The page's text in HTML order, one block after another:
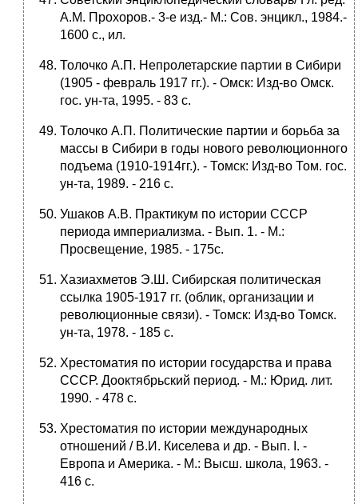
А.М. Прохоров.- 3-е изд.- М.: Сов. энцикл., 1984.-
1600 с., ил.
Толочко А.П. Непролетарские партии в Сибири
(1905 - февраль 1917 гг.). - Омск: Изд-во Омск.
гос. ун-та, 1995. - 83 с.
Толочко А.П. Политические партии и борьба за
массы в Сибири в годы нового революционного
подъема (1910-1914гг.). - Томск: Изд-во Том. гос.
ун-та, 1989. - 216 с.
Ушаков А.В. Практикум по истории СССР
периода империализма. - Вып. 1. - М.:
Просвещение, 1985. - 175с.
Хазиахметов Э.Ш. Сибирская политическая
ссылка 1905-1917 гг. (облик, организации и
революционные связи). - Томск: Изд-во Томск.
ун-та, 1978. - 185 с.
Хрестоматия по истории государства и права
СССР. Дооктябрьский период. - М.: Юрид. лит.
1990. - 478 с.
Хрестоматия по истории международных
отношений / В.И. Киселева и др. - Вып. I. -
Европа и Америка. - М.: Высш. школа, 1963. -
416 с.